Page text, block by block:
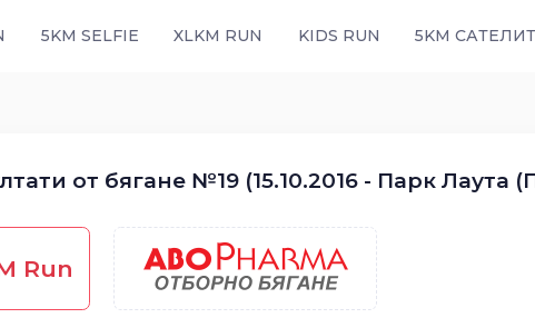
5KM SELFIE XLKM RUN KIDS RUN 5KM САТЕЛИТ
от бягане №19 (15.10.2016 - Парк Лаута
Run